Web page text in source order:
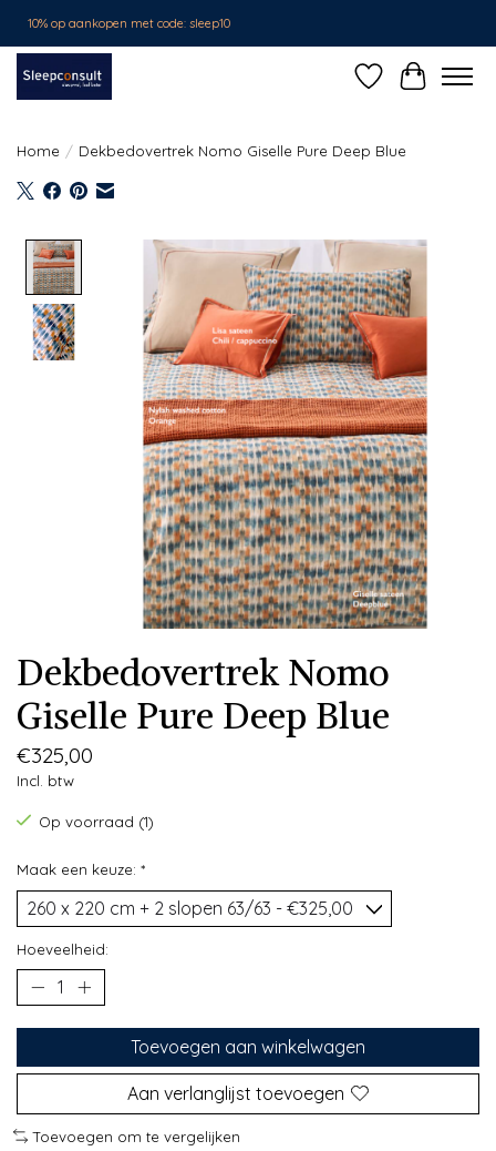
10% op aankopen met code: sleep10
Verlanglijst
Home / Dekbedovertrek Nomo Giselle Pure Deep Blue
Product image slideshow Items
Dekbedovertrek Nomo
Giselle Pure Deep Blue
€325,00
Incl. btw
Op voorraad (1)
Maak een keuze: *
Hoeveelheid:
Toevoegen aan winkelwagen
Aan verlanglijst toevoegen
Toevoegen om te vergelijken